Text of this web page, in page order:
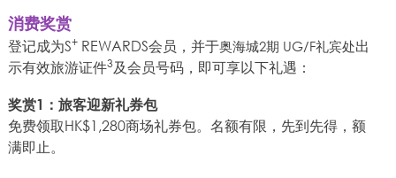
消费奖赏
登记成为S+ REWARDS会员，并于奥海城2期 UG/F礼宾处出
示有效旅游证件3及会员号码，即可享以下礼遇：
奖赏1：旅客迎新礼券包
免费领取HK$1,280商场礼券包。名额有限，先到先得，额
满即止。